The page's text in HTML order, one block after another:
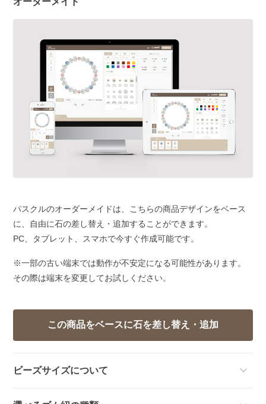
パスクルのオーダーメイドは、こちらの商品デザインをベース
に、自由に石の差し替え・追加することができます。
PC、タブレット、スマホで今すぐ作成可能です。
※一部の古い端末では動作が不安定になる可能性があります。
その際は端末を変更してお試しください。
ビーズサイズについて